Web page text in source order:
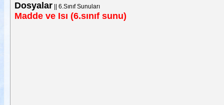
Dosyalar|| 6.Sınıf Sunuları
Madde ve Isı (6.sınıf sunu)